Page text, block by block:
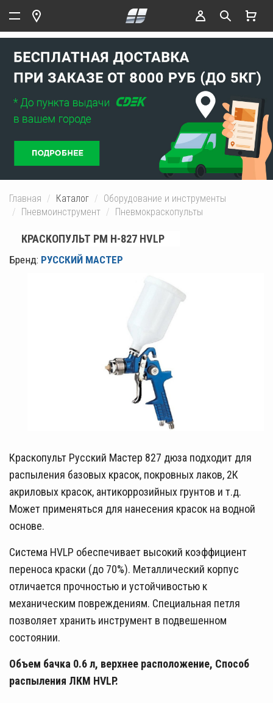
Главная Каталог
Оборудование и инструменты
Пневмоинструмент
Пневмокраскопульты
КРАСКОПУЛЬТ РМ H-827 HVLP
Бренд: РУССКИЙ МАСТЕР
Краскопульт Русский Мастер 827 дюза подходит для
распыления базовых красок, покровных лаков, 2К
акриловых красок, антикоррозийных грунтов и т.д.
Может применяться для нанесения красок на водной
основе.
Система HVLP обеспечивает высокий коэффициент
переноса краски (до 70%). Металлический корпус
отличается прочностью и устойчивостью к
механическим повреждениям. Специальная петля
позволяет хранить инструмент в подвешенном
состоянии.
Объем бачка 0.6 л, верхнее расположение, Способ
распыления ЛКМ HVLP.